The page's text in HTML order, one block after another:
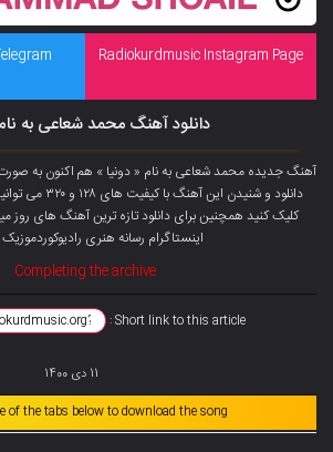
Radiokurdmusic Instagram Page
دانلود آهنگ محمد شعاعی به
آهنگ جدیده محمد شعاعی به نام « دونیا » هم اکنون به
دانلود و شنیدن
کلیک کنید همچنین برای دانلود تازه ترین آهنگ های روز
اینستاگرام رسانه هنری
Completing the archive
Short link to this article :
11 دی 1400
of the tabs below to download the song